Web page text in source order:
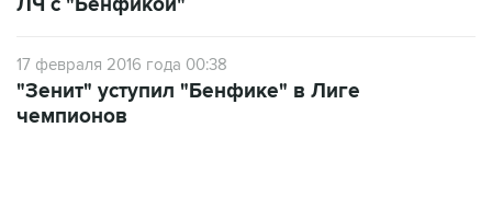
17 февраля 2016 года 00:38
"Зенит" уступил "Бенфике" в Лиге
чемпионов